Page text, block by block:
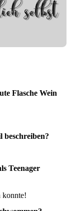
Flasche Wein
beschreiben?
Teenager
konnte!